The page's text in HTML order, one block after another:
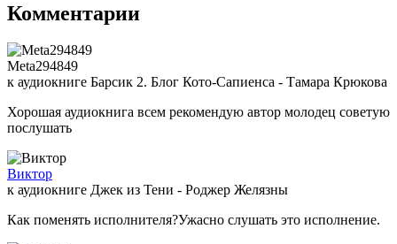
Комментарии
Meta294849
к аудиокниге Барсик 2. Блог Кото-Сапиенса - Тамара Крюкова
Хорошая аудиокнига всем рекомендую автор молодец советую
послушать
Виктор
к аудиокниге Джек из Тени - Роджер Желязны
Как поменять исполнителя?Ужасно слушать это исполнение.